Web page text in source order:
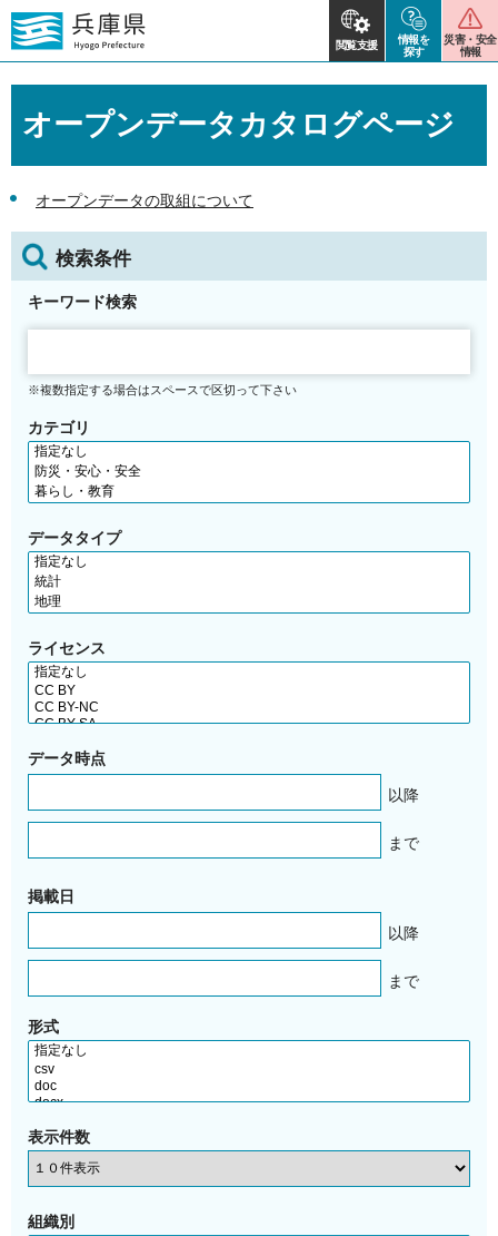
閲覧支援
情報を
探す
災害・安全
情報
オープンデータカタログページ
オープンデータの取組について
検索条件
キーワード検索
※複数指定する場合はスペースで区切って下さい
カテゴリ
データタイプ
ライセンス
データ時点
以降
まで
掲載日
以降
まで
形式
表示件数
組織別